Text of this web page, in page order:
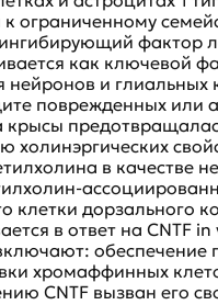
к ограниченному
фактор
как ключевой
и глиальных
поврежденных или
крысы
холинэргических
в качестве
клетки дорзального
в ответ на CNTF
хромаффинных
CNTF вызван его